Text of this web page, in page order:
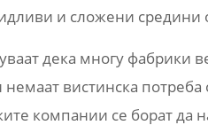
и сложени средини
дека многу фабрики
немаат вистинска
компании се борат да